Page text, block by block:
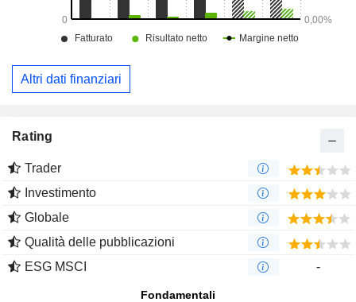
Altri dati finanziari
Rating
Trader
Investimento
Globale
Qualità delle pubblicazioni
ESG MSCI
-